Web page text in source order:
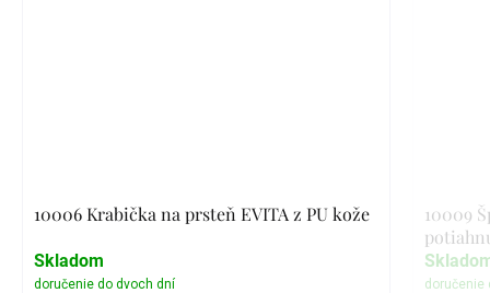
10006 Krabička na prsteň EVITA z PU kože
Skladom
10009